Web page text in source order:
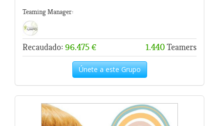
Teaming Manager:
Recaudado: 96.475 € 1.440Teamers
Únete a este Grupo